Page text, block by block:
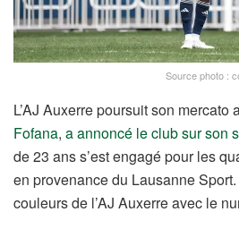
Source photo :
L’AJ Auxerre poursuit son mercato
Fofana, a annoncé le club sur son
de 23 ans s’est engagé pour les
en provenance du Lausanne
couleurs de l’AJ Auxerre avec le